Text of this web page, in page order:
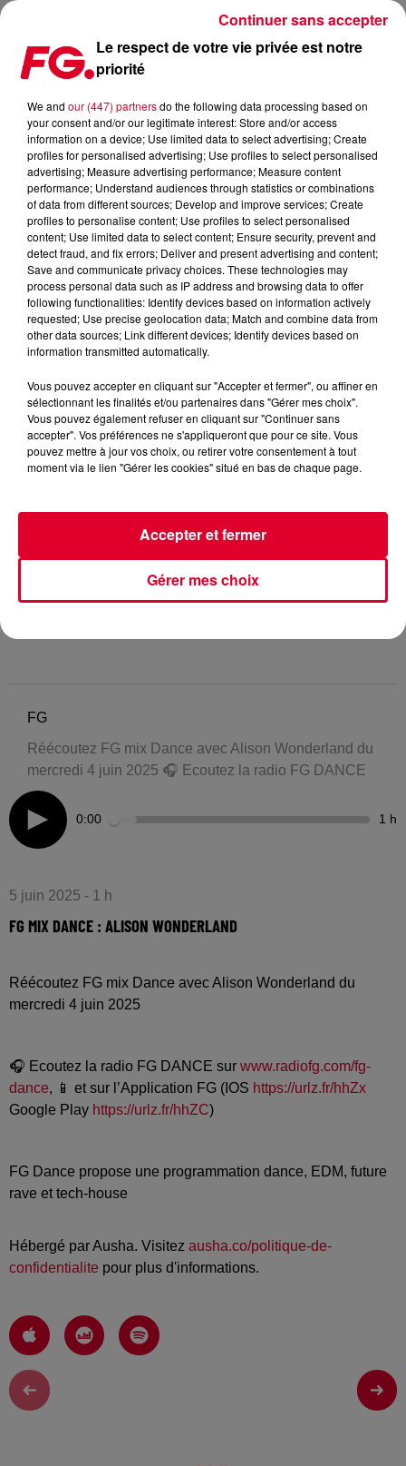
FG MIX DANCE : ALISON WONDERLAND
FG
Réécoutez FG mix Dance avec Alison Wonderland du
mercredi 4 juin 2025 🎧 Ecoutez la radio FG DANCE
0:00 1 h
5 juin 2025 - 1 h
FG MIX DANCE : ALISON WONDERLAND
Réécoutez FG mix Dance avec Alison Wonderland du
mercredi 4 juin 2025
🎧 Ecoutez la radio FG DANCE sur www.radiofg.com/fg-
dance, 📱 et sur l’Application FG (IOS https://urlz.fr/hhZx
Google Play https://urlz.fr/hhZC)
FG Dance propose une programmation dance, EDM, future
rave et tech-house
Hébergé par Ausha. Visitez ausha.co/politique-de-
confidentialite pour plus d'informations.
Le respect de votre vie privée est notre
priorité
We and our (447) partnersdo the following data processing based on
your consent and/or our legitimate interest: Store and/or access
information on a device; Use limited data to select advertising; Create
profiles for personalised advertising; Use profiles to select personalised
advertising; Measure advertising performance; Measure content
performance; Understand audiences through statistics or combinations
of data from different sources; Develop and improve services; Create
profiles to personalise content; Use profiles to select personalised
content; Use limited data to select content; Ensure security, prevent and
detect fraud, and fix errors; Deliver and present advertising and content;
Save and communicate privacy choices. These technologies may
process personal data such as IP address and browsing data to offer
following functionalities: Identify devices based on information actively
requested; Use precise geolocation data; Match and combine data from
other data sources; Link different devices; Identify devices based on
information transmitted automatically.
Vous pouvez accepter en cliquant sur "Accepter et fermer", ou affiner en
sélectionnant les finalités et/ou partenaires dans "Gérer mes choix".
Vous pouvez également refuser en cliquant sur "Continuer sans
accepter". Vos préférences ne s'appliqueront que pour ce site. Vous
pouvez mettre à jour vos choix, ou retirer votre consentement à tout
moment via le lien "Gérer les cookies" situé en bas de chaque page.
Gérer mes choix
Accepter et fermer
Continuer sans accepter